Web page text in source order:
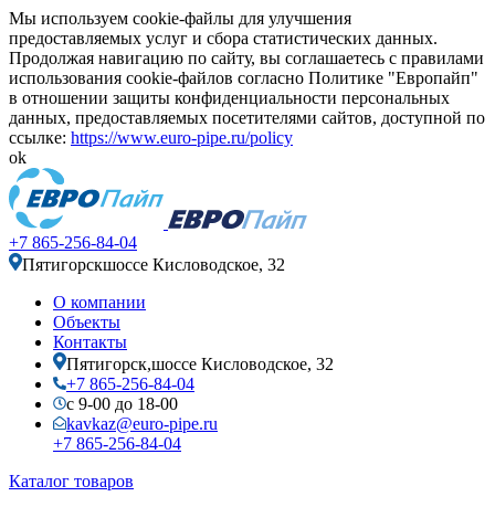
Мы используем cookie-файлы для улучшения
предоставляемых услуг и сбора статистических данных.
Продолжая навигацию по сайту, вы соглашаетесь с правилами
использования cookie-файлов согласно Политике "Европайп"
в отношении защиты конфиденциальности персональных
данных, предоставляемых посетителями сайтов, доступной по
ссылке: https://www.euro-pipe.ru/policy
ok
+7 865-256-84-04
Пятигорскшоссе Кисловодское, 32
О компании
Объекты
Контакты
Пятигорск,шоссе Кисловодское, 32
+7 865-256-84-04
с 9-00 до 18-00
kavkaz@euro-pipe.ru
+7 865-256-84-04
Каталог товаров